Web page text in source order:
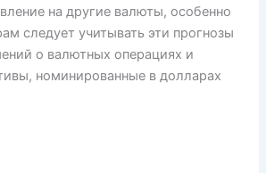
на другие валюты, особенно
следует учитывать эти прогнозы
о валютных операциях и
номинированные в долларах